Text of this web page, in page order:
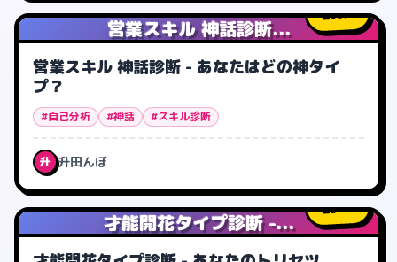
営業スキル 神話診断...
0人
営業スキル 神話診断 - あなたはどの神タイ
プ？
#自己分析 #神話 #スキル診断
升 升田んぼ
才能開花タイプ診断 -...
4人